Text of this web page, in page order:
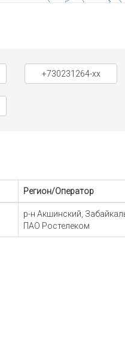
+730231264-xx
Регион/Оператор
р-н Акшинский,
ПАО Ростелеком